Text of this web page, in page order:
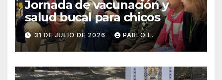
Jornada de vacunación y
salud bucal para chicos
31 DE JULIO DE 2026 PABLO L.